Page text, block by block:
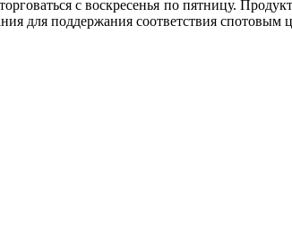
с воскресенья по пятницу.
для поддержания соответствия спотовым